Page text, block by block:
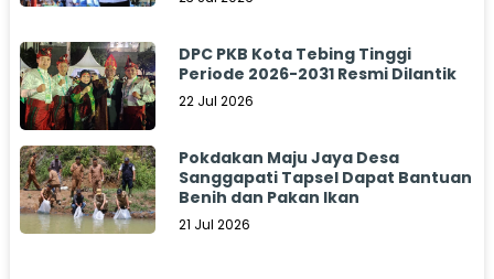
DPC PKB Kota Tebing Tinggi
Periode 2026-2031 Resmi Dilantik
22 Jul 2026
Pokdakan Maju Jaya Desa
Sanggapati Tapsel Dapat Bantuan
Benih dan Pakan Ikan
21 Jul 2026